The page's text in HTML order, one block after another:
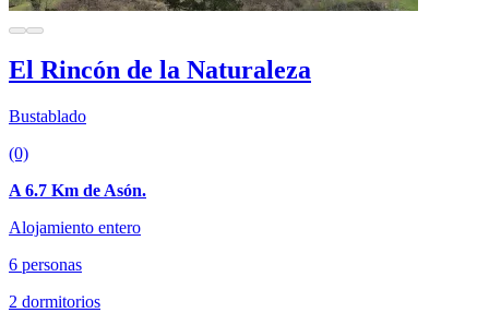
El Rincón de la Naturaleza
Bustablado
(0)
A 6.7 Km de Asón.
Alojamiento entero
6 personas
2 dormitorios